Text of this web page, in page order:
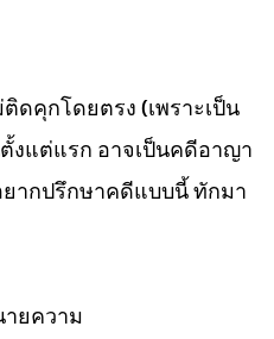
ดคุกโดยตรง (เพราะเป็น
แต่แรก อาจเป็นคดีอาญา
ากปรึกษาคดีแบบนี้ ทักมา
ยความ